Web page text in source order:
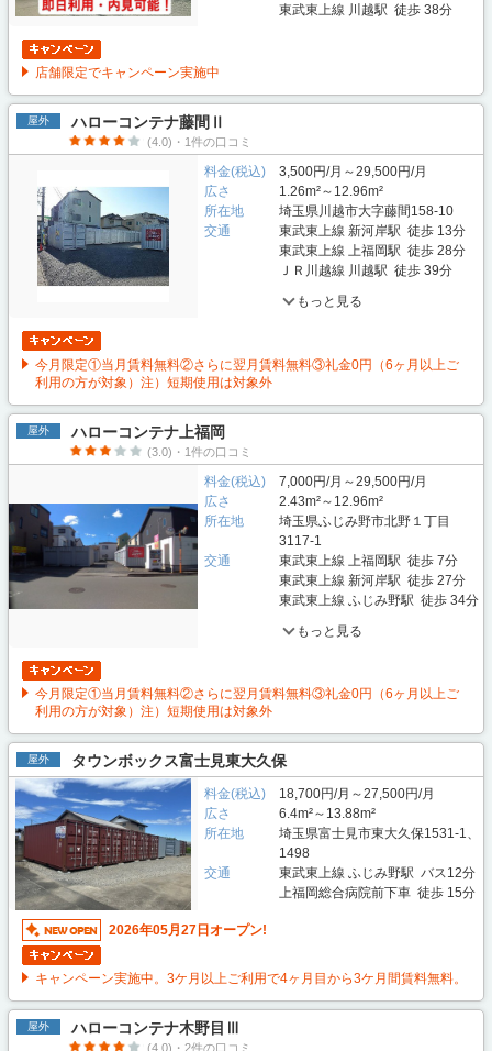
東武東上線 川越駅 徒歩 38分
店舗限定でキャンペーン実施中
屋外 ハローコンテナ藤間Ⅱ
(4.0)・1件の口コミ
料金(税込)
3,500円/月～29,500円/月
広さ
1.26m²～12.96m²
所在地
埼玉県川越市大字藤間158-10
交通
東武東上線 新河岸駅 徒歩 13分
東武東上線 上福岡駅 徒歩 28分
ＪＲ川越線 川越駅 徒歩 39分
もっと見る
今月限定①当月賃料無料②さらに翌月賃料無料③礼金0円（6ヶ月以上ご
利用の方が対象）注）短期使用は対象外
屋外 ハローコンテナ上福岡
(3.0)・1件の口コミ
料金(税込)
7,000円/月～29,500円/月
広さ
2.43m²～12.96m²
所在地
埼玉県ふじみ野市北野１丁目
3117-1
交通
東武東上線 上福岡駅 徒歩 7分
東武東上線 新河岸駅 徒歩 27分
東武東上線 ふじみ野駅 徒歩 34分
もっと見る
今月限定①当月賃料無料②さらに翌月賃料無料③礼金0円（6ヶ月以上ご
利用の方が対象）注）短期使用は対象外
屋外 タウンボックス富士見東大久保
料金(税込)
18,700円/月～27,500円/月
広さ
6.4m²～13.88m²
所在地
埼玉県富士見市東大久保1531-1、
1498
交通
東武東上線 ふじみ野駅 バス12分
上福岡総合病院前下車 徒歩 15分
2026年05月27日オープン!
キャンペーン実施中。3ケ月以上ご利用で4ヶ月目から3ケ月間賃料無料。
屋外 ハローコンテナ木野目Ⅲ
(4.0)・2件の口コミ